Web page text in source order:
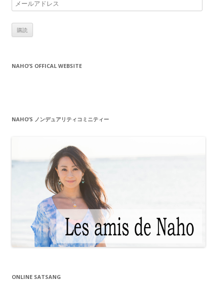
ー
ル
ア
NAHO’S OFFICAL WEBSITE
NAHO’S ノンデュアリティコミニティー
ONLINE SATSANG